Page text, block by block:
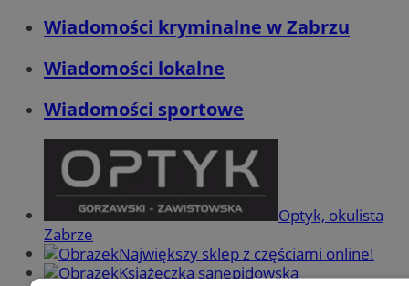
Wiadomości kryminalne w Zabrzu
Wiadomości lokalne
Wiadomości sportowe
Optyk, okulista
Zabrze
Największy sklep z częściami online!
Książeczka sanepidowska